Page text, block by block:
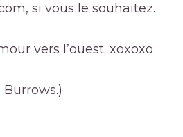
si vous le souhaitez.
vers l’ouest. xoxoxo